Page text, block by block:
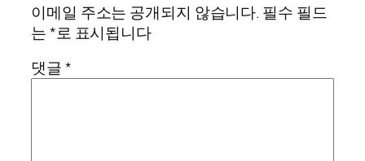
이메일 주소는 공개되지 않습니다. 필수 필드
는*로 표시됩니다
댓글*